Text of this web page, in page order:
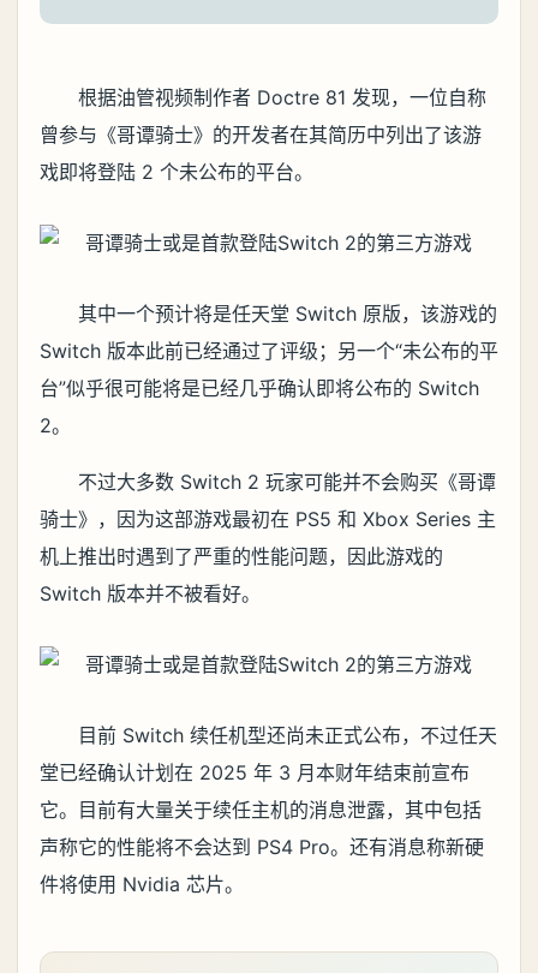
根据油管视频制作者 Doctre 81 发现，一位自称
曾参与《哥谭骑士》的开发者在其简历中列出了该游
戏即将登陆 2 个未公布的平台。
其中一个预计将是任天堂 Switch 原版，该游戏的
Switch 版本此前已经通过了评级；另一个“未公布的平
台”似乎很可能将是已经几乎确认即将公布的 Switch
2。
不过大多数 Switch 2 玩家可能并不会购买《哥谭
骑士》，因为这部游戏最初在 PS5 和 Xbox Series 主
机上推出时遇到了严重的性能问题，因此游戏的
Switch 版本并不被看好。
目前 Switch 续任机型还尚未正式公布，不过任天
堂已经确认计划在 2025 年 3 月本财年结束前宣布
它。目前有大量关于续任主机的消息泄露，其中包括
声称它的性能将不会达到 PS4 Pro。还有消息称新硬
件将使用 Nvidia 芯片。